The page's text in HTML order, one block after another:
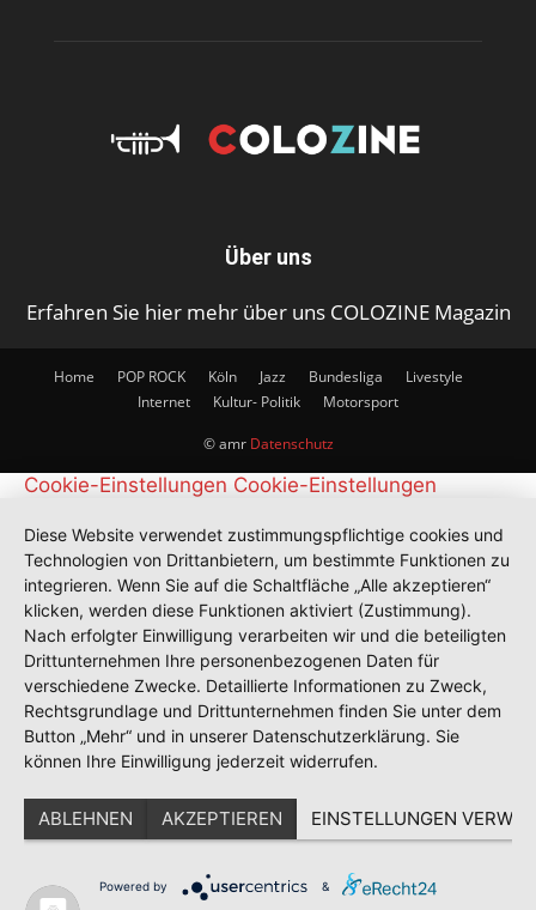
Über uns
Erfahren Sie hier mehr über uns COLOZINE Magazin
Home POP ROCK Köln Jazz Bundesliga
Livestyle
Internet
Kultur- Politik Motorsport
© amr Datenschutz
Cookie-Einstellungen Cookie-Einstellungen
Diese Website verwendet zustimmungspflichtige cookies und
Technologien von Drittanbietern, um bestimmte Funktionen zu
integrieren. Wenn Sie auf die Schaltfläche „Alle akzeptieren“
klicken, werden diese Funktionen aktiviert (Zustimmung).
Nach erfolgter Einwilligung verarbeiten wir und die beteiligten
Drittunternehmen Ihre personenbezogenen Daten für
verschiedene Zwecke. Detaillierte Informationen zu Zweck,
Rechtsgrundlage und Drittunternehmen finden Sie unter dem
Button „Mehr“ und in unserer Datenschutzerklärung. Sie
können Ihre Einwilligung jederzeit widerrufen.
ABLEHNEN AKZEPTIEREN EINSTELLUNGEN
Powered by &